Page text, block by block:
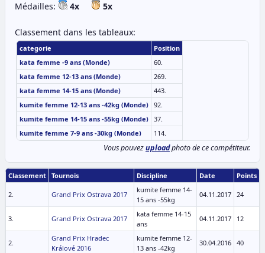
Médailles: 4x 5x
Classement dans les tableaux:
categorie
Position
kata femme -9 ans (Monde)
60.
kata femme 12-13 ans (Monde)
269.
kata femme 14-15 ans (Monde)
443.
kumite femme 12-13 ans -42kg (Monde) 92.
kumite femme 14-15 ans -55kg (Monde) 37.
kumite femme 7-9 ans -30kg (Monde)
114.
Vous pouvezuploadphoto de ce compétiteur.
Classement Tournois Discipline Date Points
2. Grand Prix Ostrava 2017
kumite femme 14-
15 ans -55kg
04.11.2017 24
3. Grand Prix Ostrava 2017
kata femme 14-15
ans
04.11.2017 12
2.
Grand Prix Hradec
Králové 2016
kumite femme 12-
13 ans -42kg
30.04.2016 40